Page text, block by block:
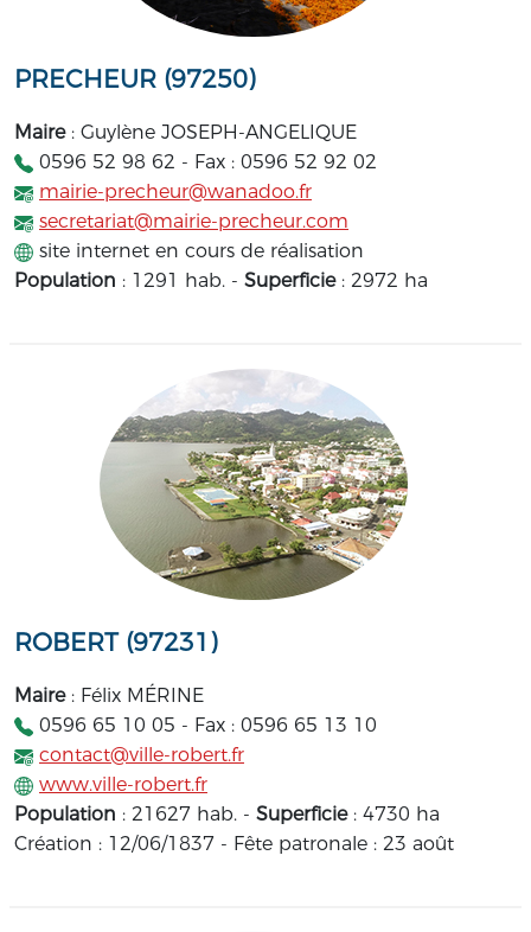
PRECHEUR (97250)
Maire: Guylène JOSEPH-ANGELIQUE
0596 52 98 62 - Fax : 0596 52 92 02
mairie-precheur@wanadoo.fr
secretariat@mairie-precheur.com
site internet en cours de réalisation
Population : 1291 hab. - Superficie : 2972 ha
ROBERT (97231)
Maire: Félix MÉRINE
0596 65 10 05 - Fax : 0596 65 13 10
contact@ville-robert.fr
www.ville-robert.fr
Population : 21627 hab. - Superficie : 4730 ha
Création : 12/06/1837 - Fête patronale : 23 août